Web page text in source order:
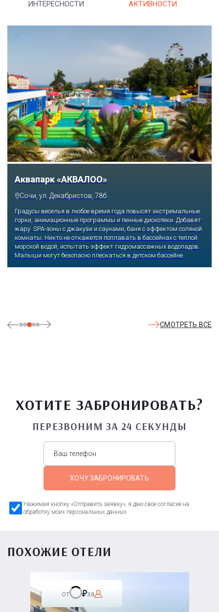
ИНТЕРЕСНОСТИ АКТИВНОСТИ
Аквапарк «АКВАЛОО»
Сочи, ул. Декабристов, 78б
Градусы веселья в любое время года повысят экстремальные
горки, анимационные программы и пенные дискотеки. Добавят
жару SPA-зоны с джакузи и саунами, баня с эффектом соляной
комнаты. Никто не откажется поплавать в бассейнах с теплой
морской водой, испытать эффект гидромассажных водопадов.
Малыши могут безопасно плескаться в детском бассейне.
СМОТРЕТЬ ВСЕ
ХОТИТЕ ЗАБРОНИРОВАТЬ?
ПЕРЕЗВОНИМ ЗА 24 СЕКУНДЫ
ХОЧУ ЗАБРОНИРОВАТЬ
Нажимая кнопку «Отправить заявку», я даю свое согласие на
обработку моих персональных данных
ПОХОЖИЕ ОТЕЛИ
от за